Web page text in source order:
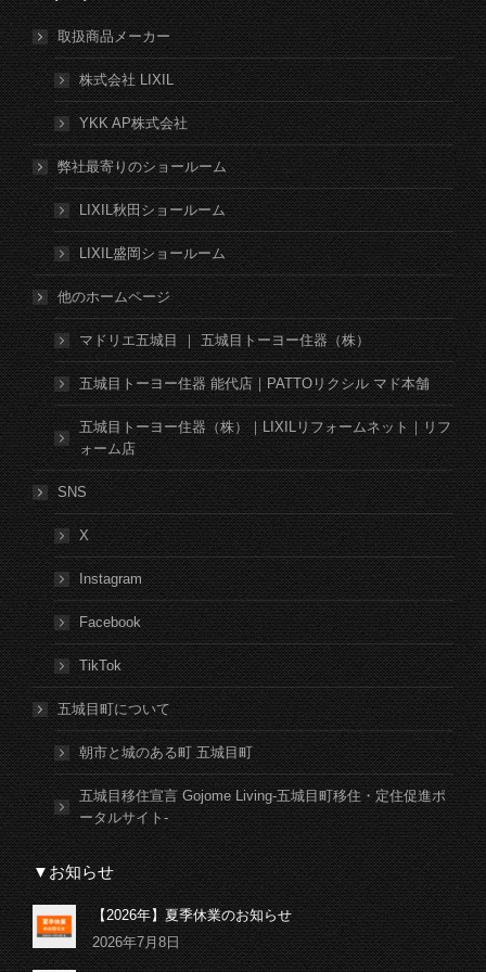
取扱商品メーカー
株式会社 LIXIL
YKK AP株式会社
弊社最寄りのショールーム
LIXIL秋田ショールーム
LIXIL盛岡ショールーム
他のホームページ
マドリエ五城目 ｜ 五城目トーヨー住器（株）
五城目トーヨー住器 能代店｜PATTOリクシル マド本舗
五城目トーヨー住器（株）｜LIXILリフォームネット｜リフ
ォーム店
SNS
X
Instagram
Facebook
TikTok
五城目町について
朝市と城のある町 五城目町
五城目移住宣言 Gojome Living-五城目町移住・定住促進ポ
ータルサイト-
▼お知らせ
【2026年】夏季休業のお知らせ
2026年7月8日